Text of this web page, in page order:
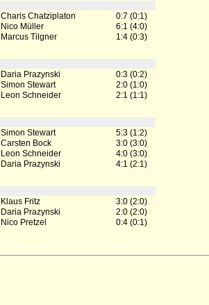
Charis Chatziplaton
0:7 (0:1)
Nico Müller
6:1 (4:0)
Marcus Tilgner 1:4 (0:3)
Daria Prazynski
0:3 (0:2)
Simon Stewart
2:0 (1:0)
Leon Schneider 2:1 (1:1)
Simon Stewart
5:3 (1:2)
Carsten Bock
3:0 (3:0)
Leon Schneider
4:0 (3:0)
Daria Prazynski 4:1 (2:1)
Klaus Fritz
3:0 (2:0)
Daria Prazynski
2:0 (2:0)
Nico Pretzel 0:4 (0:1)